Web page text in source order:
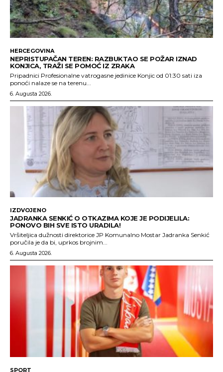
HERCEGOVINA
NEPRISTUPAČAN TEREN: RAZBUKTAO SE POŽAR IZNAD
KONJICA, TRAŽI SE POMOĆ IZ ZRAKA
Pripadnici Profesionalne vatrogasne jedinice Konjic od 01:30 sati iza
ponoći nalaze se na terenu...
6. Augusta 2026.
IZDVOJENO
JADRANKA SENKIĆ O OTKAZIMA KOJE JE PODIJELILA:
PONOVO BIH SVE ISTO URADILA!
Vršiteljica dužnosti direktorice JP Komunalno Mostar Jadranka Senkić
poručila je da bi, uprkos brojnim...
6. Augusta 2026.
SPORT